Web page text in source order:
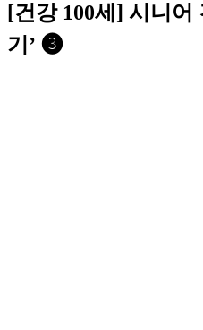
[건강 100세] 시니어
기’ ➌